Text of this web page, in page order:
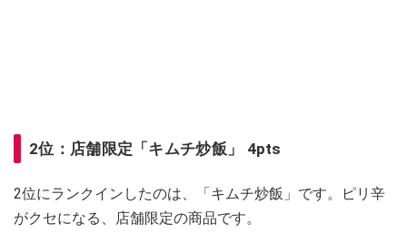
2位：店舗限定「キムチ炒飯」 4pts
2位にランクインしたのは、「キムチ炒飯」です。ピリ辛
がクセになる、店舗限定の商品です。